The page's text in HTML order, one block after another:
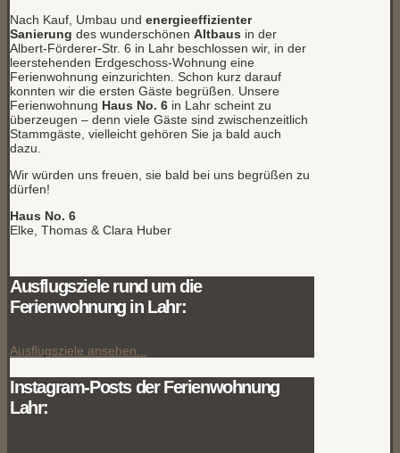
Nach Kauf, Umbau und energieeffizienter
Sanierung des wunderschönen Altbaus in der
Albert-Förderer-Str. 6 in Lahr beschlossen wir, in der
leerstehenden Erdgeschoss-Wohnung eine
Ferienwohnung einzurichten. Schon kurz darauf
konnten wir die ersten Gäste begrüßen. Unsere
Ferienwohnung Haus No. 6 in Lahr scheint zu
überzeugen – denn viele Gäste sind zwischenzeitlich
Stammgäste, vielleicht gehören Sie ja bald auch
dazu.
Wir würden uns freuen, sie bald bei uns begrüßen zu
dürfen!
Haus No. 6
Elke, Thomas & Clara Huber
Ausflugsziele rund um die
Ferienwohnung in Lahr:
Ausflugsziele ansehen...
Instagram-Posts der Ferienwohnung
Lahr: